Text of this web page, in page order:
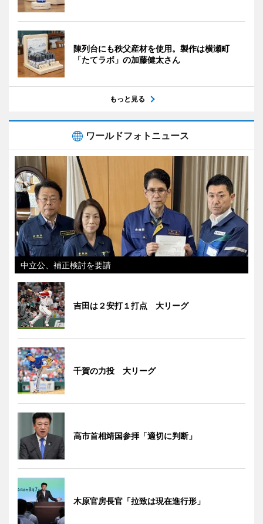
陳列台にも秩父産材を使用。製作は横瀬町
「たてラボ」の加藤健太さん
もっと見る
ワールドフォトニュース
中立公、補正検討を要請
吉田は２安打１打点 大リーグ
千賀の力投 大リーグ
高市首相靖国参拝「適切に判断」
木原官房長官「拉致は現在進行形」